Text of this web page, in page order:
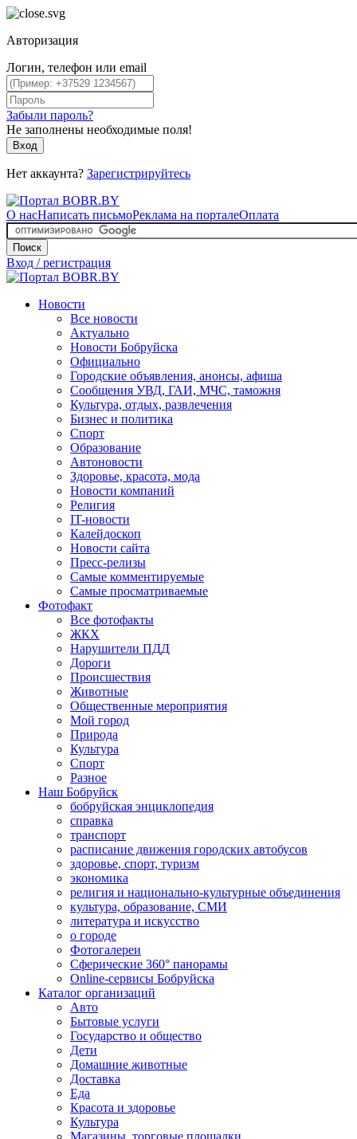
Авторизация
Логин, телефон или email
Забыли пароль?
Не заполнены необходимые поля!
Вход
Нет аккаунта? Зарегистрируйтесь
О насНаписать письмоРеклама на порталеОплата
Поиск
Вход / регистрация
Новости
Все новости
Актуально
Новости Бобруйска
Официально
Городские объявления, анонсы, афиша
Сообщения УВД, ГАИ, МЧС, таможня
Культура, отдых, развлечения
Бизнес и политика
Спорт
Образование
Автоновости
Здоровье, красота, мода
Новости компаний
Религия
IT-новости
Калейдоскоп
Новости сайта
Пресс-релизы
Самые комментируемые
Самые просматриваемые
Фотофакт
Все фотофакты
ЖКХ
Нарушители ПДД
Дороги
Происшествия
Животные
Общественные мероприятия
Мой город
Природа
Культура
Спорт
Разное
Наш Бобруйск
бобруйская энциклопедия
справка
транспорт
расписание движения городских автобусов
здоровье, спорт, туризм
экономика
религия и национально-культурные объединения
культура, образование, СМИ
литература и искусство
о городе
Фотогалереи
Сферические 360° панорамы
Online-сервисы Бобруйска
Каталог организаций
Авто
Бытовые услуги
Государство и общество
Дети
Домашние животные
Доставка
Еда
Красота и здоровье
Культура
Магазины, торговые площадки